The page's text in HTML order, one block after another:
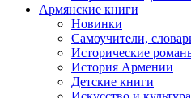
Армянские книги
Новинки
Самоучители,
Исторические
История Армении
Детские книги